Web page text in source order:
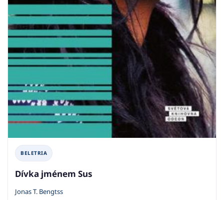
BELETRIA
Dívka jménem Sus
Jonas T. Bengtss